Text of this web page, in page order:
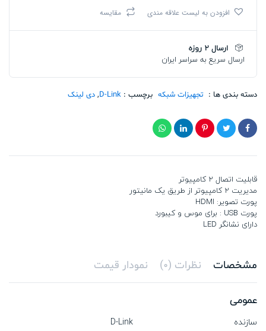
DKVM
افزودن به لیست علاقه مندی مقایسه
ارسال 2 روزه
ارسال سریع به سراسر ایران
دسته بندی ها : تجهیزات شبکه برچسب : D-Link
, دی لینک
قابلیت اتصال 2 کامپیوتر
مدیریت 2 کامپیوتر از طریق یک مانیتور
پورت تصویر: HDMI
پورت USB : برای موس و کیبورد
دارای نشانگر LED
مشخصات نظرات (0) نمودار قیمت
عمومی
سازنده
D-Link